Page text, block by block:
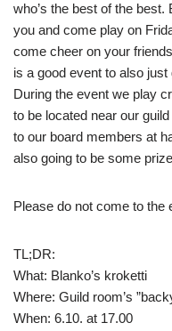
who’s the best of the
you and come play on
come cheer on your
is a good event to also
During the event we play
to be located near our
to our board members at
also going to be some
Please do not come to the
TL;DR:
What: Blanko’s kroketti
Where: Guild room’s
When: 6.10. at 17.00